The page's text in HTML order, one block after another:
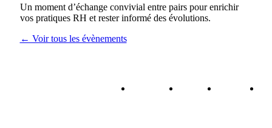
Un moment d’échange convivial entre pairs pour enrichir
vos pratiques RH et rester informé des évolutions.
← Voir tous les évènements
Forum
Agenda